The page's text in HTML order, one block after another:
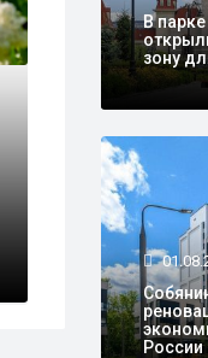
КВН
В
зону
России